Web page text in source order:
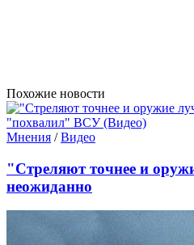
Похожие новости
Мнения /Видео
"Стреляют точнее и
неожиданно